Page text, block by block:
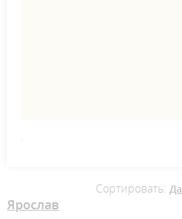
.
Сортировать:
Ярослав